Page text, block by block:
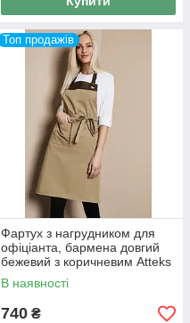
Топ продажів
Фартух з нагрудником для
офіціанта, бармена довгий
бежевий з коричневим Atteks
- 00092
В наявності
740 ₴